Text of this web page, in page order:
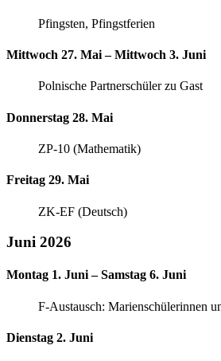
Pfingsten, Pfingstferien
Mittwoch 27. Mai – Mittwoch 3. Juni
Polnische Partnerschüler zu Gast
Donnerstag 28. Mai
ZP-10 (Mathematik)
Freitag 29. Mai
ZK-EF (Deutsch)
Juni 2026
Montag 1. Juni – Samstag 6. Juni
F-Austausch: Marienschülerinnen
Dienstag 2. Juni